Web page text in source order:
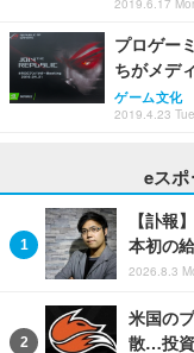
2019.6.17
プロゲー
ちがメデ
ゲーム文化
2019.4.23
eスポ
【訃報
本初の
2026.8.3
米国の
散…投資